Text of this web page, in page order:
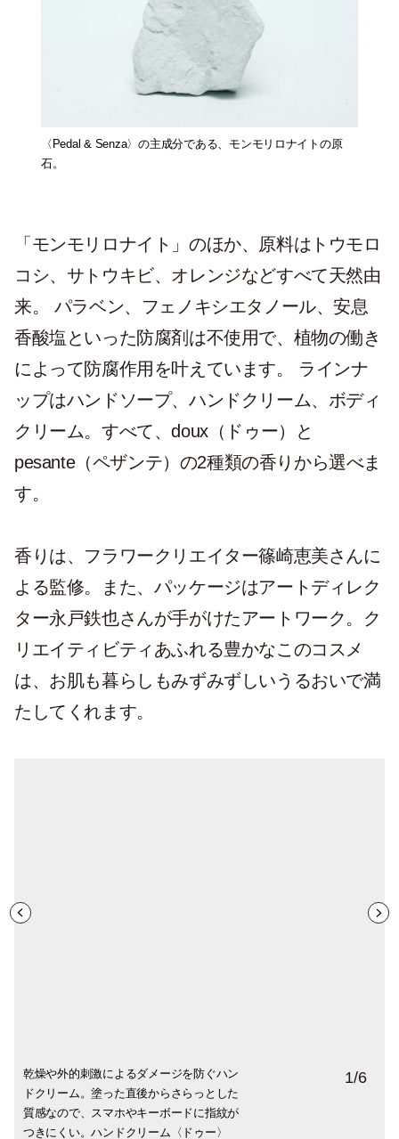
〈Pedal & Senza〉の主成分である、モンモリロナイトの原
石。
「モンモリロナイト」のほか、原料はトウモロ
コシ、サトウキビ、オレンジなどすべて天然由
来。 パラベン、フェノキシエタノール、安息
香酸塩といった防腐剤は不使用で、植物の働き
によって防腐作用を叶えています。 ラインナ
ップはハンドソープ、ハンドクリーム、ボディ
クリーム。すべて、doux（ドゥー）と
pesante（ペザンテ）の2種類の香りから選べま
す。
香りは、フラワークリエイター篠崎恵美さんに
よる監修。また、パッケージはアートディレク
ター永戸鉄也さんが手がけたアートワーク。ク
リエイティビティあふれる豊かなこのコスメ
は、お肌も暮らしもみずみずしいうるおいで満
たしてくれます。
乾燥や外的刺激によるダメージを防ぐハン
ドクリーム。塗った直後からさらっとした
質感なので、スマホやキーボードに指紋が
つきにくい。ハンドクリーム〈ドゥー〉
乾燥や外的刺激によるダメージを防ぐハン
ドクリーム。塗った直後からさらっとした
質感なので、スマホやキーボードに指紋が
つきにくい。ハンドクリーム 〈ペザンテ〉
肌をなめらかに整える保湿成分として、ホ
ホバ種子油やコメ胚芽油を配合。「モンモ
リロナイト」の乳化力によって薄いヴェー
ルをつくることで、肌から逃げがちなうる
肌をなめらかに整える保湿成分として、ホ
ホバ種子油やコメ胚芽油を配合。「モンモ
リロナイト」の乳化力によって薄いヴェー
ルをつくることで、肌から逃げがちなうる
「モンモリロナイト」の洗浄力でやさしく
洗い上げるハンドソープ。非常にマイルド
なアミノ酸系の界面活性剤をあくまで補助
的に配合。モンモリロナイト独特のヴェー
「モンモリロナイト」の洗浄力でやさしく
洗い上げるハンドソープ。非常にマイルド
なアミノ酸系の界面活性剤をあくまで補助
的に配合。モンモリロナイト独特のヴェー
1/6